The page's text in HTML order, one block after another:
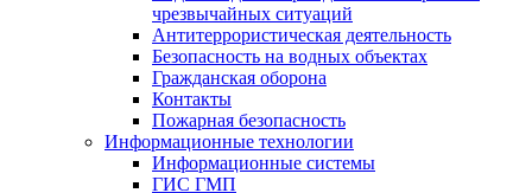
чрезвычайных ситуаций
Антитеррористическая деятельность
Безопасность на водных объектах
Гражданская оборона
Контакты
Пожарная безопасность
Информационные технологии
Информационные системы
ГИС ГМП